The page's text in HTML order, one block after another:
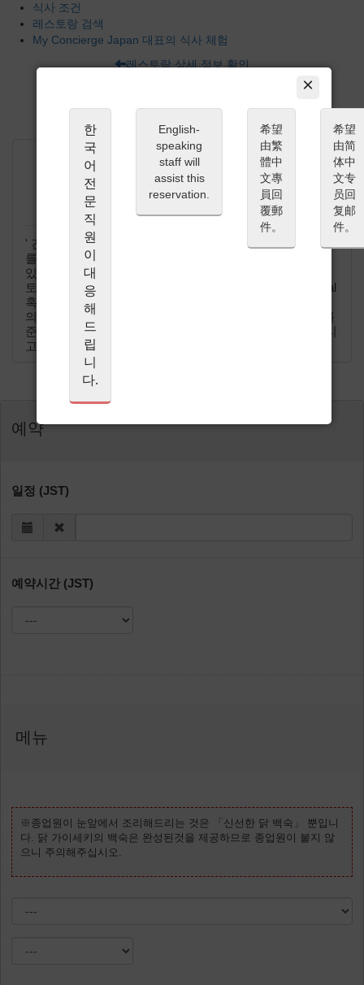
식사 조건
레스토랑 검색
My Concierge Japan 대표의 식사 체험
레스토랑 상세 정보 확인
×
한
국
어
전
문
직
원
이
대
응
해
드
립
니
다.
English-
speaking
staff will
assist this
reservation.
希望
由繁
體中
文專
員回
覆郵
件。
希望
由简
体中
文专
员回
复邮
件。
' 긴자 오카한 본점 (銀座 岡半本店) '
에서 드리는 부탁말씀
' 긴자 오카한 본점 (銀座 岡半本店) ' 에서는 최고의 요리
를 대접하기 위해 엄선된 식재료만을 확보하여 요리하고
있습니다. 손님의 희망사항 및 알레르기 등의 기본정보를
토대로 최고의 요리를 제공하기 위해서는 사전결제(paypal
혹은 신용카드 지불)를 통한 예약확정이 필요합니다. 최고
의 식사 그리고 시간이 되실 수 있도록 만전을 다해 요리를
준비하겠습니다. 고객님의 방문을 즐거운 마음으로 기다리
고 있겠습니다.
예약
일정 (JST)
예약시간 (JST)
메뉴
※종업원이 눈앞에서 조리해드리는 것은 「신선한 닭 백숙」 뿐입니
다. 닭 가이세키의 백숙은 완성된것을 제공하므로 종업원이 붙지 않
으니 주의해주십시오.